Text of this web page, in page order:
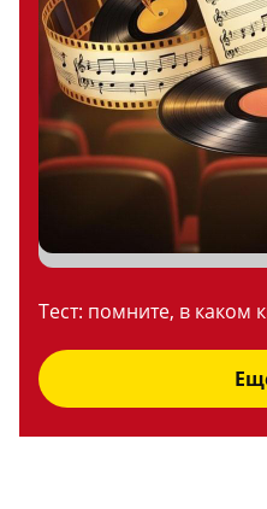
Тест: помните, в каком